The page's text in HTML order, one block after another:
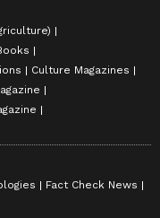
Culture Magazines
Fact Check News